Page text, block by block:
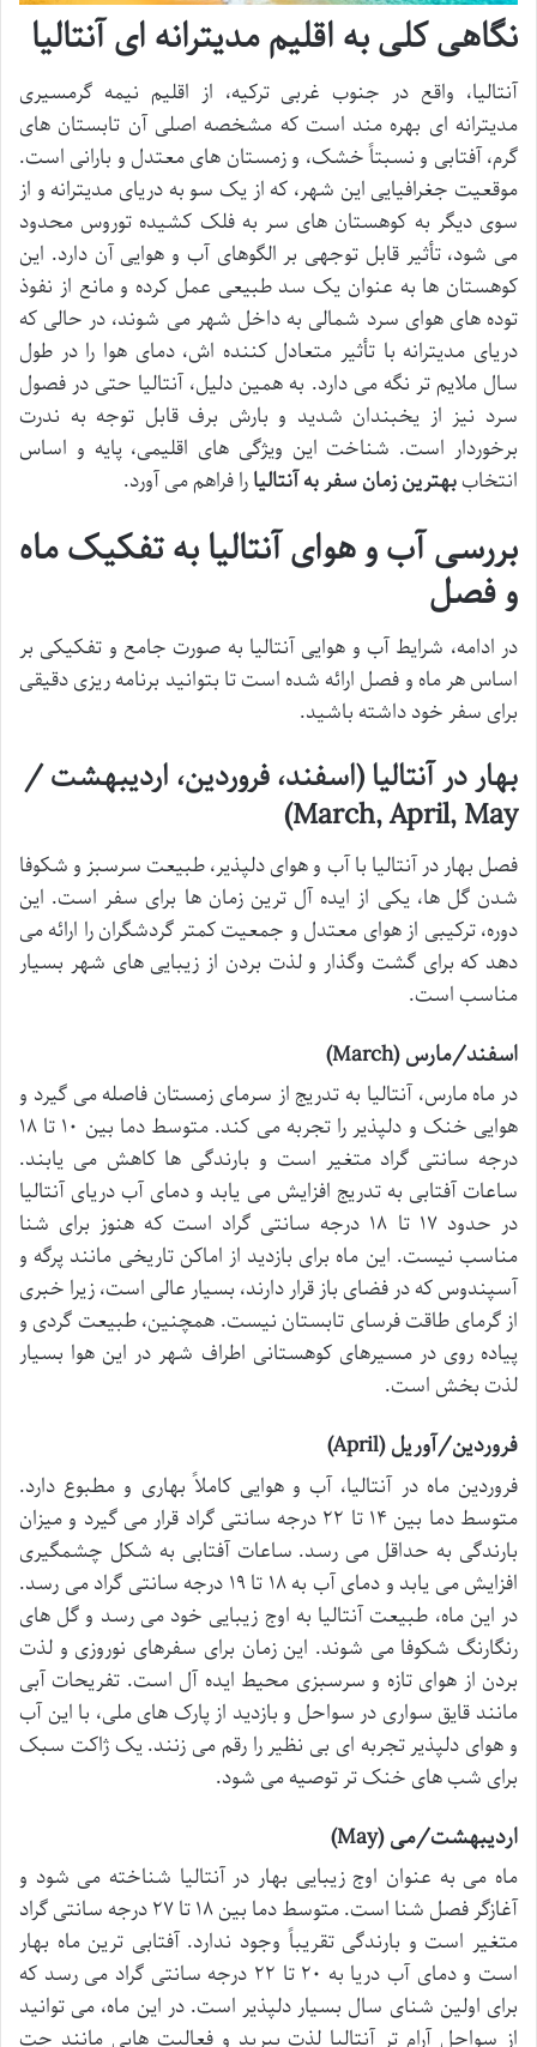
نگاهی کلی به اقلیم مدیترانه ای آنتالیا
آنتالیا، واقع در جنوب غربی ترکیه، از اقلیم نیمه گرمسیری
مدیترانه ای بهره مند است که مشخصه اصلی آن تابستان های
گرم، آفتابی و نسبتاً خشک، و زمستان های معتدل و بارانی است.
موقعیت جغرافیایی این شهر، که از یک سو به دریای مدیترانه و از
سوی دیگر به کوهستان های سر به فلک کشیده توروس محدود
می شود، تأثیر قابل توجهی بر الگوهای آب و هوایی آن دارد. این
کوهستان ها به عنوان یک سد طبیعی عمل کرده و مانع از نفوذ
توده های هوای سرد شمالی به داخل شهر می شوند، در حالی که
دریای مدیترانه با تأثیر متعادل کننده اش، دمای هوا را در طول
سال ملایم تر نگه می دارد. به همین دلیل، آنتالیا حتی در فصول
سرد نیز از یخبندان شدید و بارش برف قابل توجه به ندرت
برخوردار است. شناخت این ویژگی های اقلیمی، پایه و اساس
انتخاببهترین زمان سفر به آنتالیارا فراهم می آورد.
بررسی آب و هوای آنتالیا به تفکیک ماه
و فصل
در ادامه، شرایط آب و هوایی آنتالیا به صورت جامع و تفکیکی بر
اساس هر ماه و فصل ارائه شده است تا بتوانید برنامه ریزی دقیقی
برای سفر خود داشته باشید.
بهار در آنتالیا (اسفند، فروردین، اردیبهشت /
March, April, May)
فصل بهار در آنتالیا با آب و هوای دلپذیر، طبیعت سرسبز و شکوفا
شدن گل ها، یکی از ایده آل ترین زمان ها برای سفر است. این
دوره، ترکیبی از هوای معتدل و جمعیت کمتر گردشگران را ارائه می
دهد که برای گشت وگذار و لذت بردن از زیبایی های شهر بسیار
مناسب است.
اسفند/مارس (March)
در ماه مارس، آنتالیا به تدریج از سرمای زمستان فاصله می گیرد و
هوایی خنک و دلپذیر را تجربه می کند. متوسط دما بین ۱۰ تا ۱۸
درجه سانتی گراد متغیر است و بارندگی ها کاهش می یابند.
ساعات آفتابی به تدریج افزایش می یابد و دمای آب دریای آنتالیا
در حدود ۱۷ تا ۱۸ درجه سانتی گراد است که هنوز برای شنا
مناسب نیست. این ماه برای بازدید از اماکن تاریخی مانند پرگه و
آسپندوس که در فضای باز قرار دارند، بسیار عالی است، زیرا خبری
از گرمای طاقت فرسای تابستان نیست. همچنین، طبیعت گردی و
پیاده روی در مسیرهای کوهستانی اطراف شهر در این هوا بسیار
لذت بخش است.
فروردین/آوریل (April)
فروردین ماه در آنتالیا، آب و هوایی کاملاً بهاری و مطبوع دارد.
متوسط دما بین ۱۴ تا ۲۲ درجه سانتی گراد قرار می گیرد و میزان
بارندگی به حداقل می رسد. ساعات آفتابی به شکل چشمگیری
افزایش می یابد و دمای آب به ۱۸ تا ۱۹ درجه سانتی گراد می رسد.
در این ماه، طبیعت آنتالیا به اوج زیبایی خود می رسد و گل های
رنگارنگ شکوفا می شوند. این زمان برای سفرهای نوروزی و لذت
بردن از هوای تازه و سرسبزی محیط ایده آل است. تفریحات آبی
مانند قایق سواری در سواحل و بازدید از پارک های ملی، با این آب
و هوای دلپذیر تجربه ای بی نظیر را رقم می زنند. یک ژاکت سبک
برای شب های خنک تر توصیه می شود.
اردیبهشت/می (May)
ماه می به عنوان اوج زیبایی بهار در آنتالیا شناخته می شود و
آغازگر فصل شنا است. متوسط دما بین ۱۸ تا ۲۷ درجه سانتی گراد
متغیر است و بارندگی تقریباً وجود ندارد. آفتابی ترین ماه بهار
است و دمای آب دریا به ۲۰ تا ۲۲ درجه سانتی گراد می رسد که
برای اولین شنای سال بسیار دلپذیر است. در این ماه، می توانید
از سواحل آرام تر آنتالیا لذت ببرید و فعالیت هایی مانند جت